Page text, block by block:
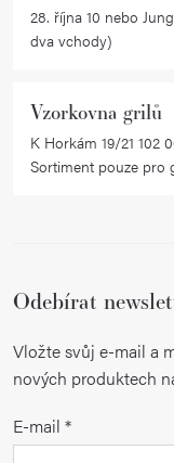
28. října 10 nebo
dva vchody)
Vzorkovna grilů
K Horkám 19/21 102
Sortiment pouze pro
Odebírat
Vložte svůj e-mail a
nových produktech
E-mail